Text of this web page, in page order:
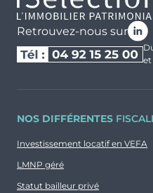
112 393 €
T1
Surface
Retrouvez-nous sur
et
NOS DIFFÉRENTES
Investissement locatif en VEFA
LMNP géré
Statut bailleur privé